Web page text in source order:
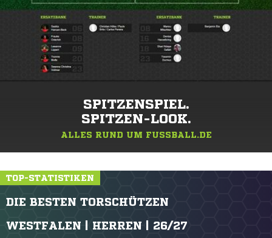
SPITZENSPIEL.
SPITZEN-LOOK.
ALLES RUND UM FUSSBALL.DE
TOP-STATISTIKEN
DIE BESTEN TORSCHÜTZEN
WESTFALEN | HERREN | 26/27